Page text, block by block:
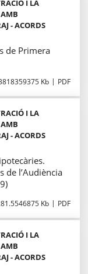
I LA
- ACORDS
de Primera
Kb PDF
I LA
- ACORDS
de l’Audiència
Kb PDF
I LA
- ACORDS